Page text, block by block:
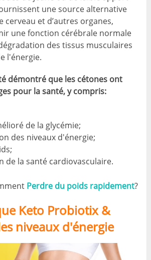
une source alternative
cerveau et d’autres organes,
une fonction cérébrale normale
des tissus musculaires
l'énergie.
démontré que les cétones ont
pour la santé, y compris:
de la glycémie;
des niveaux d'énergie;
de la santé cardiovasculaire.
Perdre du poids rapidement?
Keto Probiotix &
niveaux d'énergie